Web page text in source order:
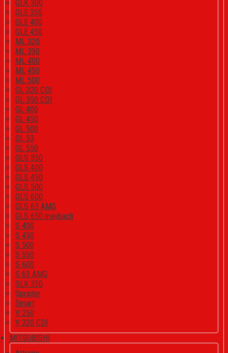
GLK 300
GLE 350
GLE 400
GLE 450
ML 320
ML 350
ML 400
ML 450
ML 500
GL 320 CDI
GL 350 CDI
GL 400
GL 450
GL 500
GL 53
GL 550
GLS 350
GLS 400
GLS 450
GLS 500
GLS 600
GLS 63 AMG
GLS 650 maybach
S 400
S 450
S 500
S 550
S 600
S 63 AMG
SLK 350
Sprinter
Smart
V 250
V 220 CDI
MITSUBISHI